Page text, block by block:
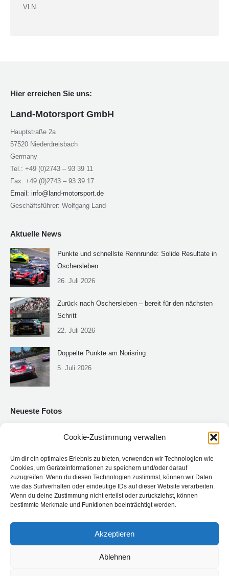
Cookie-Zustimmung verwalten
Um dir ein optimales Erlebnis zu bieten, verwenden wir Technologien wie
Cookies, um Geräteinformationen zu speichern und/oder darauf
zuzugreifen. Wenn du diesen Technologien zustimmst, können wir Daten
wie das Surfverhalten oder eindeutige IDs auf dieser Website verarbeiten.
Wenn du deine Zustimmung nicht erteilst oder zurückziehst, können
bestimmte Merkmale und Funktionen beeinträchtigt werden.
Akzeptieren
Ablehnen
VLN
Hier erreichen Sie uns:
Land-Motorsport GmbH
Hauptstraße 2a
57520 Niederdreisbach
Germany
Tel.: +49 (0)2743 – 93 39 11
Fax: +49 (0)2743 – 93 39 17
Email: info@land-motorsport.de
Geschäftsführer: Wolfgang Land
Aktuelle News
Punkte und schnellste Rennrunde: Solide Resultate in
Oschersleben
26. Juli 2026
Zurück nach Oschersleben – bereit für den nächsten
Schritt
22. Juli 2026
Doppelte Punkte am Norisring
5. Juli 2026
Neueste Fotos